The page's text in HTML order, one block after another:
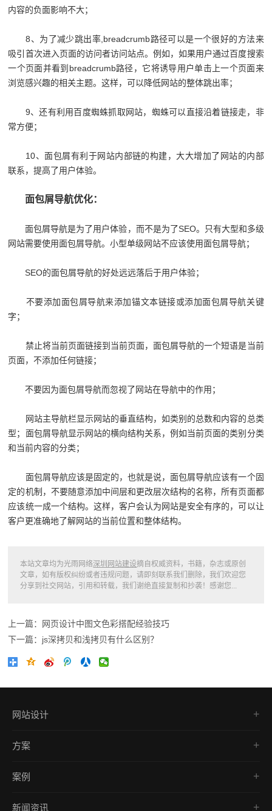
内容的负面影响不大；
8、为了减少跳出率,breadcrumb路径可以是一个很好的方法来
吸引首次进入页面的访问者访问站点。例如，如果用户通过百度搜索
一个页面并看到breadcrumb路径，它将诱导用户单击上一个页面来
浏览感兴趣的相关主题。这样，可以降低网站的整体跳出率；
9、还有利用百度蜘蛛抓取网站，蜘蛛可以直接沿着链接走，非
常方便；
10、面包屑有利于网站内部链的构建，大大增加了网站的内部
联系，提高了用户体验。
面包屑导航优化：
面包屑导航是为了用户体验，而不是为了SEO。只有大型和多级
网站需要使用面包屑导航。小型单级网站不应该使用面包屑导航；
SEO的面包屑导航的好处远远落后于用户体验；
不要添加面包屑导航来添加锚文本链接或添加面包屑导航关键
字；
禁止将当前页面链接到当前页面，面包屑导航的一个短语是当前
页面，不添加任何链接；
不要因为面包屑导航而忽视了网站在导航中的作用；
网站主导航栏显示网站的垂直结构，如类别的总数和内容的总类
型；面包屑导航显示网站的横向结构关系，例如当前页面的类别分类
和当前内容的分类；
面包屑导航应该是固定的，也就是说，面包屑导航应该有一个固
定的机制，不要随意添加中间层和更改层次结构的名称，所有页面都
应该统一成一个结构。这样，客户会认为网站是安全有序的，可以让
客户更准确地了解网站的当前位置和整体结构。
本站文章均为光雨网络深圳网站建设摘自权威资料，书籍，杂志或原创
文章，如有版权纠纷或者违规问题，请即刻联系我们删除，我们欢迎您
分享到社交网站，引用和转载，我们谢绝直接复制和抄袭！感谢您...
上一篇：网页设计中图文色彩搭配经验技巧
下一篇：js深拷贝和浅拷贝有什么区别？
网站设计
网上商城建设
移动端网站建设
方案
外贸网站
案例
新闻资讯